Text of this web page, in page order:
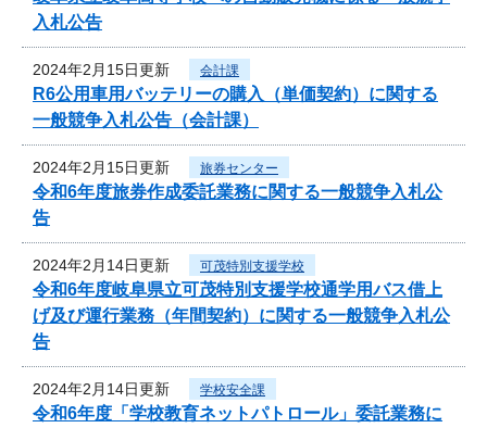
入札公告
2024年2月15日更新 会計課
R6公用車用バッテリーの購入（単価契約）に関する
一般競争入札公告（会計課）
2024年2月15日更新 旅券センター
令和6年度旅券作成委託業務に関する一般競争入札公
告
2024年2月14日更新 可茂特別支援学校
令和6年度岐阜県立可茂特別支援学校通学用バス借上
げ及び運行業務（年間契約）に関する一般競争入札公
告
2024年2月14日更新 学校安全課
令和6年度「学校教育ネットパトロール」委託業務に